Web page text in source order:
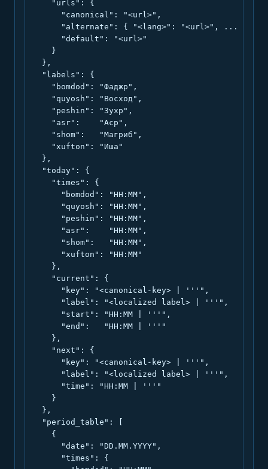
    "urls": {
      "canonical": "<url>",
      "alternate": { "<lang>": "<url>", ... },
      "default": "<url>"
    }
  },
  "labels": {
    "bomdod": "Фаджр",
    "quyosh": "Восход",
    "peshin": "Зухр",
    "asr":    "Аср",
    "shom":   "Магриб",
    "xufton": "Иша"
  },
  "today": {
    "times": {
      "bomdod": "HH:MM",
      "quyosh": "HH:MM",
      "peshin": "HH:MM",
      "asr":    "HH:MM",
      "shom":   "HH:MM",
      "xufton": "HH:MM"
    },
    "current": {
      "key": "<canonical-key> | '''",
      "label": "<localized label> | '''",
      "start": "HH:MM | '''",
      "end":   "HH:MM | '''"
    },
    "next": {
      "key": "<canonical-key> | '''",
      "label": "<localized label> | '''",
      "time": "HH:MM | '''"
    }
  },
  "period_table": [
    {
      "date": "DD.MM.YYYY",
      "times": {